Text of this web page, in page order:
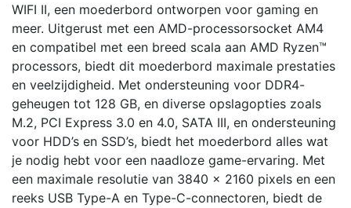
WIFI II, een moederbord ontworpen voor gaming en
meer. Uitgerust met een AMD-processorsocket AM4
en compatibel met een breed scala aan AMD Ryzen™
processors, biedt dit moederbord maximale prestaties
en veelzijdigheid. Met ondersteuning voor DDR4-
geheugen tot 128 GB, en diverse opslagopties zoals
M.2, PCI Express 3.0 en 4.0, SATA III, en ondersteuning
voor HDD’s en SSD’s, biedt het moederbord alles wat
je nodig hebt voor een naadloze game-ervaring. Met
een maximale resolutie van 3840 x 2160 pixels en een
reeks USB Type-A en Type-C-connectoren, biedt de